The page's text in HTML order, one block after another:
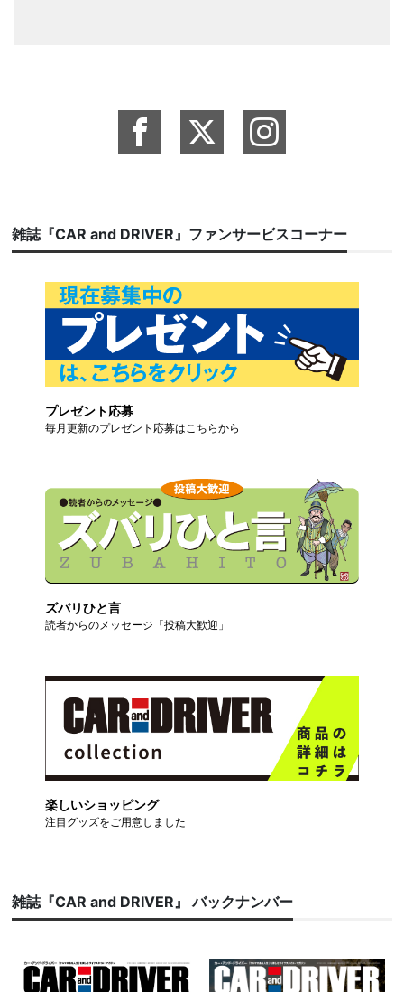
雑誌『CAR and DRIVER』ファンサービスコーナー
プレゼント応募
毎月更新のプレゼント応募はこちらから
ズバリひと言
読者からのメッセージ「投稿大歓迎」
楽しいショッピング
注目グッズをご用意しました
雑誌『CAR and DRIVER』 バックナンバー